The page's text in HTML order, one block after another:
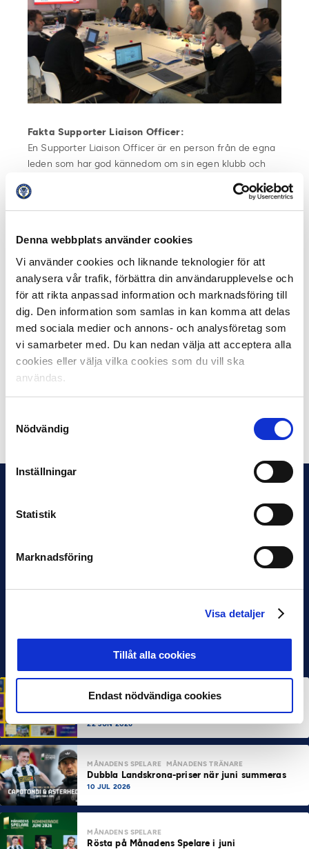
Denna webbplats använder cookies
Vi använder cookies och liknande teknologier för att
analysera vår trafik, förbättra din användarupplevelse och
för att rikta anpassad information och marknadsföring till
dig. Den information som samlas in kan komma att delas
med sociala medier och annons- och analysföretag som
vi samarbeter med. Du kan nedan välja att acceptera alla
cookies eller välja vilka cookies som du vill ska
användas.
Nödvändig
Inställningar
Statistik
Marknadsföring
Visa detaljer
Tillåt alla cookies
Endast nödvändiga cookies
Fakta Supporter Liaison Officer:
En Supporter Liaison Officer är en person från de egna
leden som har god kännedom om sin egen klubb och
för en SLO är samordning och dialog i samband med
match och löpande kommunikation och dialog med
Det här är LIAISE:
LIAISE är ett Erasmus+-projekt som finansieras av EU
och delfinansieras av UEFA. Projektet drivs av
Supporters Direct Europe (SD Europe) och pågår fram
till 2019. SD Europe har tidigare drivit två andra
Erasmus+-projekt med fokus på relationen mellan
Dela på Facebook Dela på Twitter
HÅLLBARHET
Svensk Elitfotboll lanserar Fotbollseffekten – en
rapport om Sveriges starkaste folkrörelse och
samhällskraft
22 JUN 2026
MÅNADENS SPELARE MÅNADENS TRÄNARE
Dubbla Landskrona-priser när juni summeras
10 JUL 2026
MÅNADENS SPELARE
Rösta på Månadens Spelare i juni